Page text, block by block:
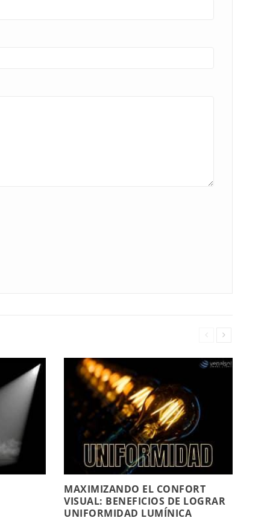
MAXIMIZANDO EL CONFORT
VISUAL: BENEFICIOS DE LOGRAR
UNIFORMIDAD LUMÍNICA